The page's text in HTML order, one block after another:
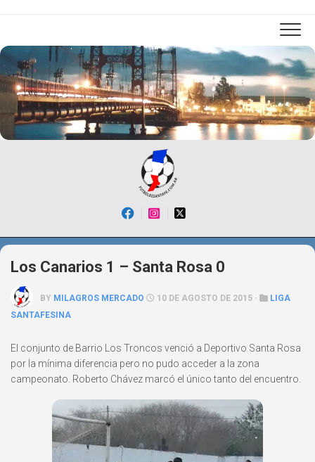
Los Canarios 1 – Santa Rosa 0
BY MILAGROS MERCADO 10 DE AGOSTO DE 2015 ·
LIGA
SANTAFESINA
El conjunto de Barrio Los Troncos venció a Deportivo Santa Rosa
por la mínima diferencia pero no pudo acceder a la zona
campeonato. Roberto Chávez marcó el único tanto del encuentro.